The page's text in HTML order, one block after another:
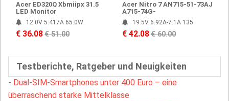
Acer ED320Q Xbmiipx 31.5
LED Monitor
12.0V 5.417A 65.0W
€ 36.08€ 51.00
Acer Nitro 7 AN715-51-73AJ
A715-74G-
19.5V 6.92A-7.1A 135
€ 42.08€ 60.00
Testberichte, Ratgeber und Neuigkeiten
- Dual-SIM-Smartphones unter 400 Euro – eine
überraschend starke Mittelklasse